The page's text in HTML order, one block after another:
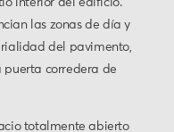
interior del edificio.
las zonas de día y
del pavimento,
puerta corredera de
totalmente abierto